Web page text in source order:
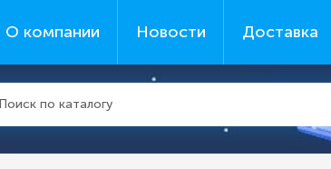
О компании Новости Доставка